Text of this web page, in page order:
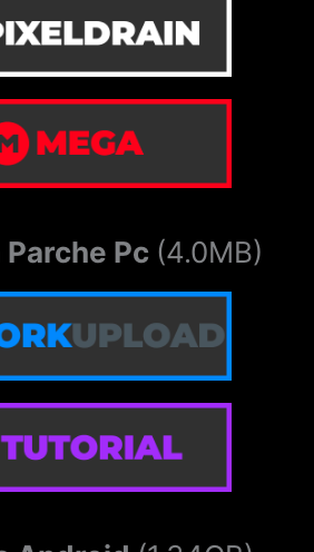
lo lleva todo al máximo
: desbloquea todas las
una escena en la que
la foto de la chica.
: devuelve el carisma a 0.
una escena corta con
Pc (4.0MB)